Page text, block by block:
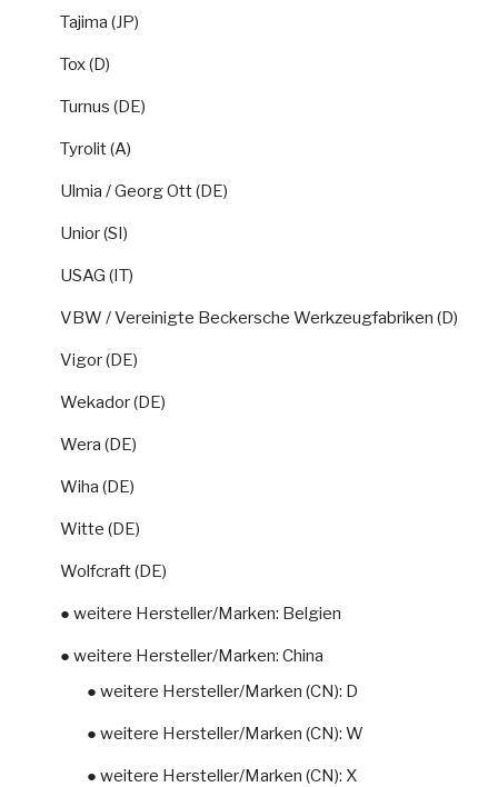
Tajima (JP)
Tox (D)
Turnus (DE)
Tyrolit (A)
Ulmia / Georg Ott (DE)
Unior (SI)
USAG (IT)
VBW / Vereinigte Beckersche Werkzeugfabriken (D)
Vigor (DE)
Wekador (DE)
Wera (DE)
Wiha (DE)
Witte (DE)
Wolfcraft (DE)
● weitere Hersteller/Marken: Belgien
● weitere Hersteller/Marken: China
● weitere Hersteller/Marken (CN): D
● weitere Hersteller/Marken (CN): W
● weitere Hersteller/Marken (CN): X